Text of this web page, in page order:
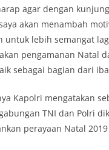
agar dengan
akan menambah
untuk lebih semangat
pengamanan Natal
sebagai bagian dari
Kapolri mengatakan
TNI dan Polri
perayaan Natal